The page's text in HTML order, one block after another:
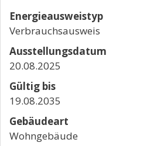
Energieausweistyp
Verbrauchs­ausweis
Ausstellungsdatum
20.08.2025
Gültig bis
19.08.2035
Gebäudeart
Wohngebäude